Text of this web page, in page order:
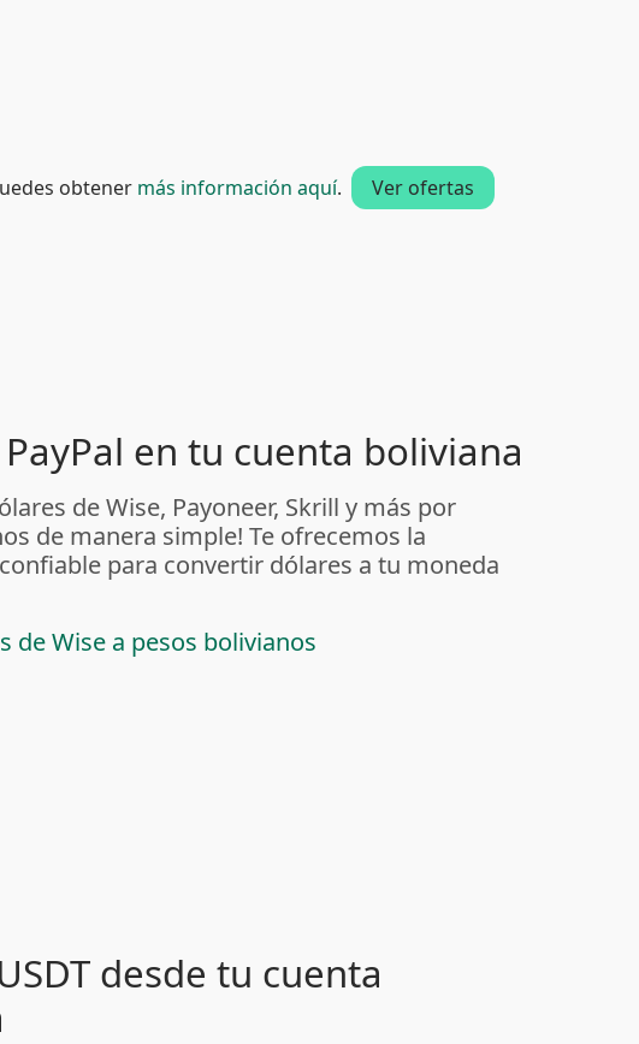
obtener más información aquí. Ver ofertas
en tu cuenta boliviana
de Wise, Payoneer, Skrill y más por
de manera simple! Te ofrecemos la
para convertir dólares a tu moneda
de Wise a pesos bolivianos
desde tu cuenta